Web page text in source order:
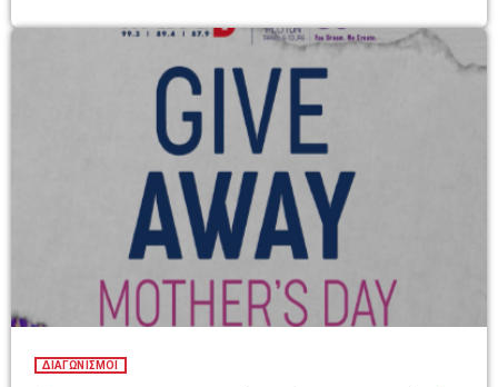
ΔΙΑΓΩΝΙΣΜΟΙ